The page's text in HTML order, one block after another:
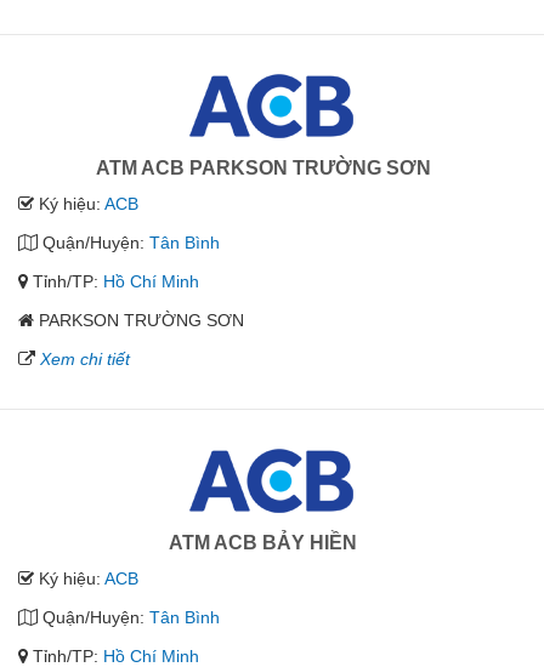
ATM ACB PARKSON TRƯỜNG SƠN
Ký hiệu: ACB
Quận/Huyện: Tân Bình
Tỉnh/TP: Hồ Chí Minh
PARKSON TRƯỜNG SƠN
Xem chi tiết
ATM ACB BẢY HIỀN
Ký hiệu: ACB
Quận/Huyện: Tân Bình
Tỉnh/TP: Hồ Chí Minh